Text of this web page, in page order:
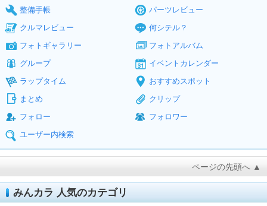
整備手帳
パーツレビュー
クルマレビュー
何シテル？
フォトギャラリー
フォトアルバム
グループ
イベントカレンダー
ラップタイム
おすすめスポット
まとめ
クリップ
フォロー
フォロワー
ユーザー内検索
ページの先頭へ ▲
みんカラ 人気のカテゴリ